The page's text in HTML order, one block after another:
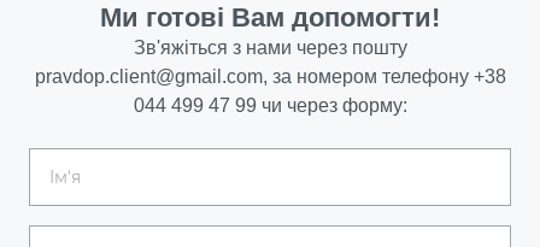
Ми готові Вам допомогти!
Зв'яжіться з нами через пошту
pravdop.client@gmail.com, за номером телефону +38
044 499 47 99 чи через форму: